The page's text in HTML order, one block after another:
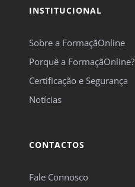
INSTITUCIONAL
Sobre a FormaçãOnline
Porquê a FormaçãOnline?
Certificação e Segurança
Notícias
CONTACTOS
Fale Connosco